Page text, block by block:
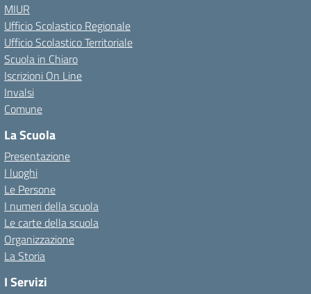
MIUR
Ufficio Scolastico Regionale
Ufficio Scolastico Territoriale
Scuola in Chiaro
Iscrizioni On Line
Invalsi
Comune
La Scuola
Presentazione
I luoghi
Le Persone
I numeri della scuola
Le carte della scuola
Organizzazione
La Storia
I Servizi